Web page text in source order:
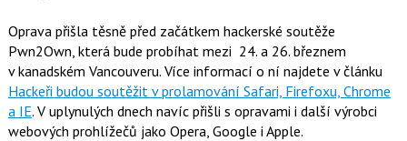
a
e
b
i
Oprava přišla těsně před začátkem hackerské soutěže
Pwn2Own, která bude probíhat mezi 24. a 26. březnem
v kanadském Vancouveru. Více informací o ní najdete v článku
Hackeři budou soutěžit v prolamování Safari, Firefoxu, Chrome
a IE. V uplynulých dnech navíc přišli s opravami i další výrobci
webových prohlížečů jako Opera, Google i Apple.